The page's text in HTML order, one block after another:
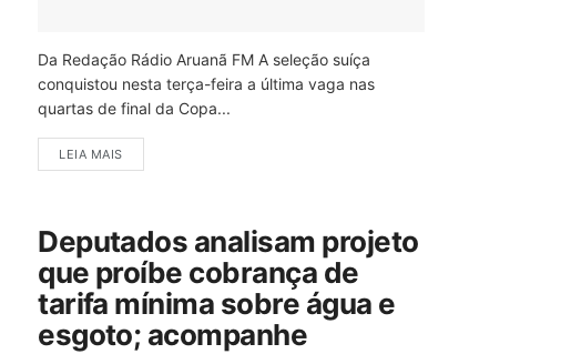
Da Redação Rádio Aruanã FM A seleção suíça
conquistou nesta terça-feira a última vaga nas
quartas de final da Copa...
LEIA MAIS
Deputados analisam projeto
que proíbe cobrança de
tarifa mínima sobre água e
esgoto; acompanhe